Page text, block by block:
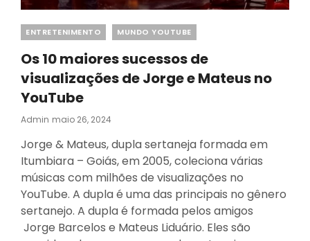
Categories
ENTRETENIMENTO MUNDO YOUTUBE
Os 10 maiores sucessos de
visualizações de Jorge e Mateus no
YouTube
Admin Posted
Maio 26, 2024
Jorge & Mateus, dupla sertaneja formada em
Itumbiara – Goiás, em 2005, coleciona várias
músicas com milhões de visualizações no
YouTube. A dupla é uma das principais no gênero
sertanejo. A dupla é formada pelos amigos
Jorge Barcelos e Mateus Liduário. Eles são